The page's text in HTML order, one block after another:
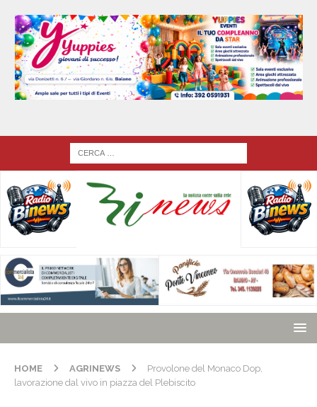
HOME AGRINEWS
Provolone del Monaco Dop,
lavorazione dal vivo in piazza del Plebiscito